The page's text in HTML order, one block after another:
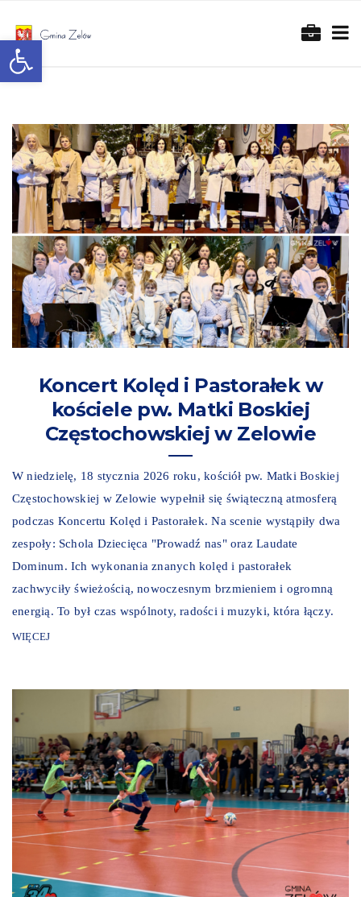
Otwórz pasek narzędzi
Koncert Kolęd i Pastorałek w
kościele pw. Matki Boskiej
Częstochowskiej w Zelowie
W niedzielę, 18 stycznia 2026 roku, kościół pw. Matki Boskiej
Częstochowskiej w Zelowie wypełnił się świąteczną atmosferą
podczas Koncertu Kolęd i Pastorałek. Na scenie wystąpiły dwa
zespoły: Schola Dziecięca "Prowadź nas" oraz Laudate
Dominum. Ich wykonania znanych kolęd i pastorałek
zachwyciły świeżością, nowoczesnym brzmieniem i ogromną
energią. To był czas wspólnoty, radości i muzyki, która łączy.
WIĘCEJ